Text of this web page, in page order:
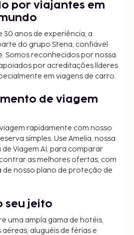
por viajantes em
30 anos de experiência, a
do grupo Stena, confiável
Somos reconhecidos por nossa
por acreditações líderes
em viagens de carro.
de viagem
rapidamente com nosso
simples. Use Amelia, nossa
Viagem AI, para comparar
as melhores ofertas, com
de nosso plano de proteção de
seu jeito
uma ampla gama de hotéis,
aluguéis de férias e